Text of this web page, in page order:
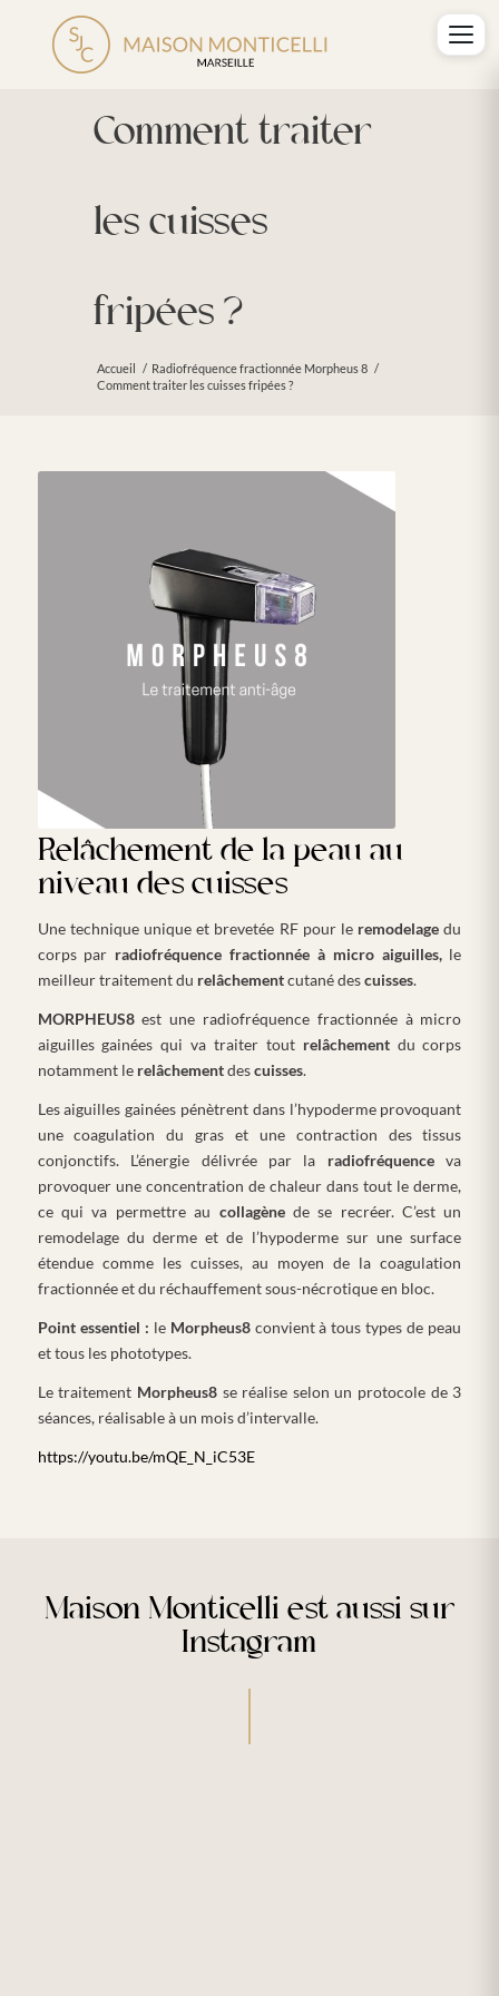
Comment traiter
les cuisses
fripées ?
Accueil / Radiofréquence fractionnée Morpheus 8 /
Comment traiter les cuisses fripées ?
Relâchement de la peau au
niveau des cuisses
Une technique unique et brevetée RF pour le remodelage du
corps par radiofréquence fractionnée à micro aiguilles, le
meilleur traitement du relâchementcutané descuisses.
MORPHEUS8est une radiofréquence fractionnée à micro
aiguilles gainées qui va traiter tout relâchementdu corps
notamment le relâchementdescuisses.
Les aiguilles gainées pénètrent dans l’hypoderme provoquant
une coagulation du gras et une contraction des tissus
conjonctifs. L’énergie délivrée par la radiofréquenceva
provoquer une concentration de chaleur dans tout le derme,
ce qui va permettre au collagènede se recréer. C’est un
remodelage du derme et de l’hypoderme sur une surface
étendue comme les cuisses, au moyen de la coagulation
fractionnée et du réchauffement sous-nécrotique en bloc.
Point essentiel : le Morpheus8convient à tous types de peau
et tous les phototypes.
Le traitement Morpheus8 se réalise selon un protocole de 3
séances, réalisable à un mois d’intervalle.
https://youtu.be/mQE_N_iC53E
Maison Monticelli est aussi sur
Instagram